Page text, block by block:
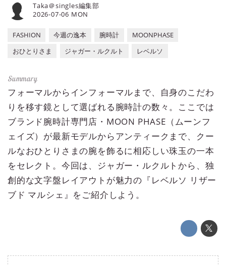
2026-07-06 MON
Taka＠singles編集部
FASHION 今週の逸本 腕時計
MOONPHASE
おひとりさま
ジャガー・ルクルト レベルソ
フォーマルからインフォーマルまで、自身のこだわ
りを移す鏡として選ばれる腕時計の数々。ここでは
ブランド腕時計専門店・MOON PHASE（ムーンフ
ェイズ）が最新モデルからアンティークまで、クー
ルなおひとりさまの腕を飾るに相応しい珠玉の一本
をセレクト。今回は、ジャガー・ルクルトから、独
創的な文字盤レイアウトが魅力の『レベルソ リザー
ブド マルシェ』をご紹介しよう。